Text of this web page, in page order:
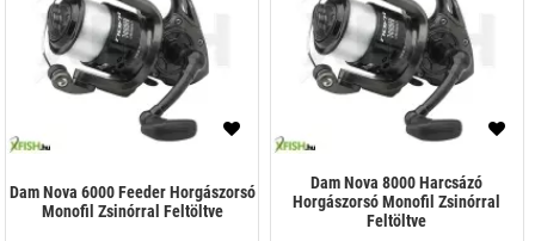
Dam Nova 6000 Feeder Horgászorsó
Monofil Zsinórral Feltöltve
Dam Nova 8000 Harcsázó
Horgászorsó Monofil Zsinórral
Feltöltve